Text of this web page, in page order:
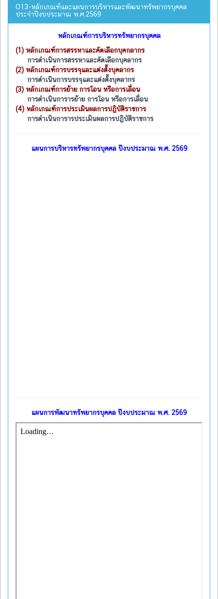
O13-หลักเกณฑ์และแผนการบริหารและพัฒนาทรัพยากรบุคคล
ประจำปีงบประมาณ พ.ศ.2569
หลักเกณฑ์การบริหารทรัพยากรบุคคล
(1) หลักเกณฑ์การสรรหาและคัดเลือกบุคกลากร
การดำเนินการสรรหาและคัดเลือกบุคลากร
(2) หลักเกณฑ์การบรรจุและแต่งตั้งบุคลากร
การดำเนินการบรรจุและแต่งตั้งบุคลากร
(3) หลักเกณฑ์การย้าย การโอน หรือการเลื่อน
การดำเนินการารย้าย การโอน หรือการเลื่อน
(4) หลักเกณฑ์การประเมินผลการปฏิบัติราชการ
การดำเนินการารประเมินผลการปฏิบัติราชการ
แผนการบริหารทรัพยากรบุคคล ปีงบประมาณ พ.ศ. 2569
แผนการพัฒนาทรัพยากรบุคคล ปีงบประมาณ พ.ศ. 2569